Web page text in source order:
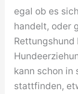
egal ob es
handelt, oder
Rettungshund
kann schon in
stattfinden,